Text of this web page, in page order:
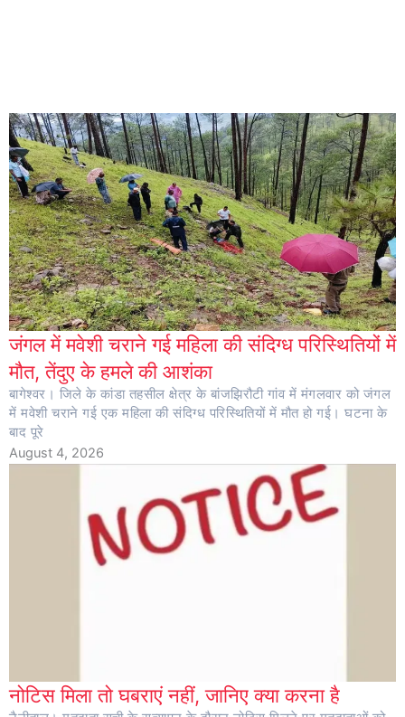
जंगल में मवेशी चराने गई महिला की संदिग्ध परिस्थितियों में
मौत, तेंदुए के हमले की आशंका
बागेश्वर। जिले के कांडा तहसील क्षेत्र के बांजझिरौटी गांव में मंगलवार को जंगल
में मवेशी चराने गई एक महिला की संदिग्ध परिस्थितियों में मौत हो गई। घटना के
बाद पूरे
August 4, 2026
नोटिस मिला तो घबराएं नहीं, जानिए क्या करना है